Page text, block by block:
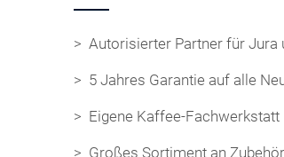
> Autorisierter Partner für Jura
> 5 Jahres Garantie auf alle
> Eigene Kaffee-Fachwerkstatt
> Großes Sortiment an